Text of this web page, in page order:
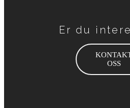
Er du
OSS